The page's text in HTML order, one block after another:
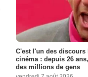
C'est l'un des
cinéma : depuis 26
des millions de gens